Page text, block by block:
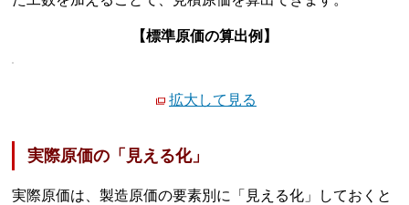
【標準原価の算出例】
拡大して見る
実際原価の「見える化」
実際原価は、製造原価の要素別に「見える化」しておくと